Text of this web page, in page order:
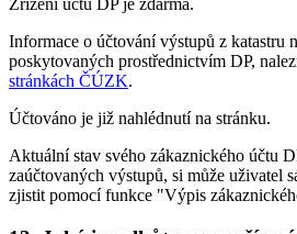
Zřízení účtu DP je zdarma.
Informace o účtování výstupů z katastru
poskytovaných prostřednictvím DP,
stránkách ČÚZK.
Účtováno je již nahlédnutí na stránku.
Aktuální stav svého zákaznického účtu
zaúčtovaných výstupů, si může uživatel
zjistit pomocí funkce "Výpis